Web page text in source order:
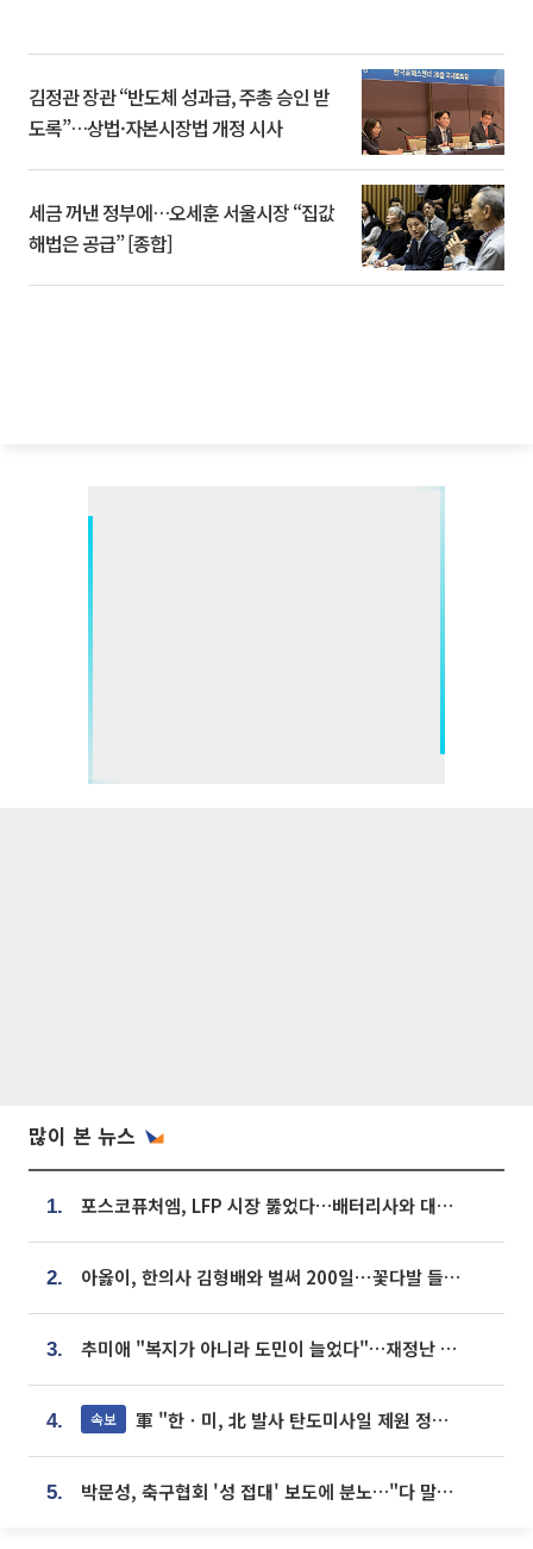
김정관 장관 “반도체 성과급, 주총 승인 받
도록”…상법·자본시장법 개정 시사
세금 꺼낸 정부에…오세훈 서울시장 “집값
해법은 공급” [종합]
많이 본 뉴스
1. 포스코퓨처엠, LFP 시장 뚫었다…배터리사와 대규모 장기 공급 합의
2. 아옳이, 한의사 김형배와 벌써 200일⋯꽃다발 들고 "프러포즈 아냐"
3. 추미애 "복지가 아니라 도민이 늘었다"…재정난 책임론 정면돌파
4. 속보 軍 "한ㆍ미, 北 발사 탄도미사일 제원 정밀분석 중"
5. 박문성, 축구협회 '성 접대' 보도에 분노…"다 말아먹으려고 작정했나"